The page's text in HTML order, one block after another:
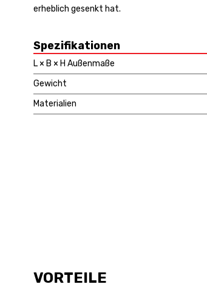
erheblich gesenkt hat.
Spezifikationen
L × B × H Außenmaße
Gewicht
Materialien
VORTEILE